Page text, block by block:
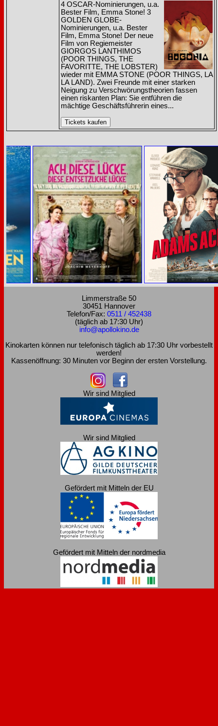
4 OSCAR-Nominierungen, u.a.
Bester Film, Emma Stone! 3
GOLDEN GLOBE-
Nominierungen, u.a. Bester
Film, Emma Stone! Der neue
Film von Regiemeister
GIORGOS LANTHIMOS
(POOR THINGS, THE
FAVORITTE, THE LOBSTER)
wieder mit EMMA STONE (POOR THINGS, LA
LA LAND). Zwei Freunde mit einer starken
Neigung zu Verschwörungstheorien fassen
einen riskanten Plan: Sie entführen die
mächtige Geschäftsführerin eines...
Limmerstraße 50
30451 Hannover
Telefon/Fax: 0511 / 452438
(täglich ab 17:30 Uhr)
info@apollokino.de
Kinokarten können nur telefonisch täglich ab 17:30 Uhr vorbestellt
werden!
Kassenöffnung: 30 Minuten vor Beginn der ersten Vorstellung.
Wir sind Mitglied
Wir sind Mitglied
Gefördert mit Mitteln der EU
Gefördert mit Mitteln der nordmedia